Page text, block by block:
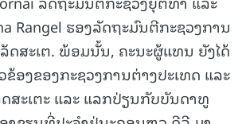
Rangel ຮອງລັດຖະມົນຕີກະຊວງການ
ດສະເຕ. ພ້ອມນັ້ນ, ຄະນະຜູ້ແທນ ຍັງໄດ້
ອງຂອງກະຊວງການຕ່າງປະເທດ ແລະ
ສະເຕະ ແລະ ແລກປ່ຽນກັບບັນດາທູ